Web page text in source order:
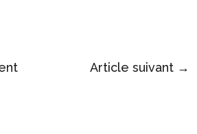
Article suivant →